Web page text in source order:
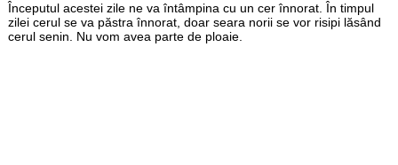
Începutul acestei zile ne va întâmpina cu un cer înnorat. În timpul
zilei cerul se va păstra înnorat, doar seara norii se vor risipi lăsând
cerul senin. Nu vom avea parte de ploaie.